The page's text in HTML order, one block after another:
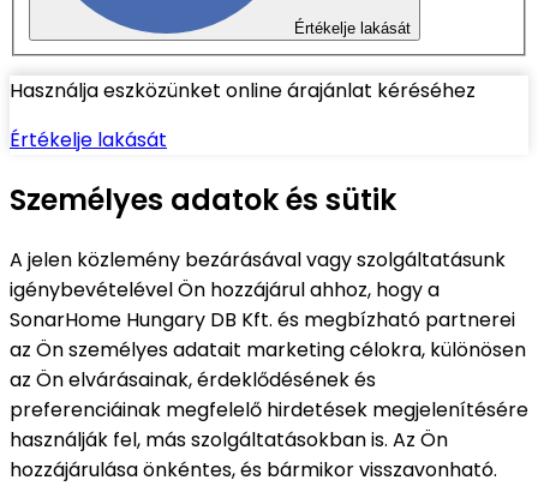
Értékelje lakását
Használja eszközünket online árajánlat kéréséhez
Értékelje lakását
Személyes adatok és sütik
A jelen közlemény bezárásával vagy szolgáltatásunk
igénybevételével Ön hozzájárul ahhoz, hogy a
SonarHome Hungary DB Kft. és megbízható partnerei
az Ön személyes adatait marketing célokra, különösen
az Ön elvárásainak, érdeklődésének és
preferenciáinak megfelelő hirdetések megjelenítésére
használják fel, más szolgáltatásokban is. Az Ön
hozzájárulása önkéntes, és bármikor visszavonható.